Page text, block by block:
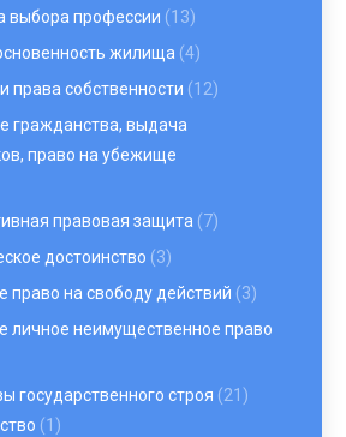
выбора профессии (13)
жилища (4)
права собственности (12)
гражданства, выдача
право на убежище
правовая защита (7)
достоинство (3)
право на свободу действий (3)
личное неимущественное право
государственного строя (21)
(1)